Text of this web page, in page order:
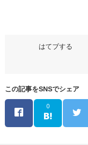
この記事をSNSでシェア
0